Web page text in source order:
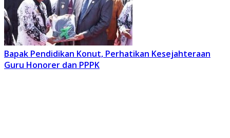
Bapak Pendidikan Konut, Perhatikan Kesejahteraan
Guru Honorer dan PPPK